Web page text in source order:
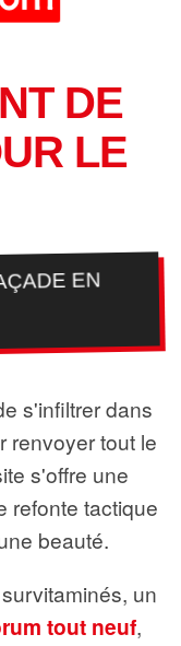
DE
LE
EN
s'infiltrer dans
renvoyer tout le
s'offre une
refonte tactique
beauté.
un
tout neuf,